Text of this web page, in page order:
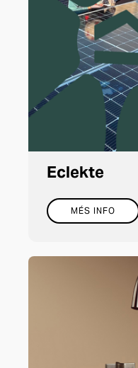
Eclekte
MÉS INFO